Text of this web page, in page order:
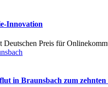
Innovation
Deutschen Preis für
in Braunsbach zum